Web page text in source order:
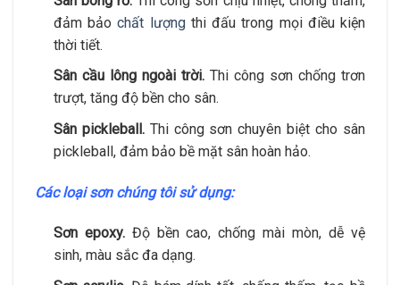
đảm bảochất lượngthi đấu trong mọi điều kiện
thời tiết.
Sân cầu lông ngoài trời. Thi công sơn chống trơn
trượt, tăng độ bền cho sân.
Sân pickleball. Thi công sơn chuyên biệt cho sân
pickleball, đảm bảo bề mặt sân hoàn hảo.
Các loại sơn chúng tôi sử dụng:
Sơn epoxy. Độ bền cao, chống mài mòn, dễ vệ
sinh, màu sắc đa dạng.